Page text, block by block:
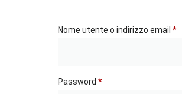
Nome utente o indirizzo email*
Password*